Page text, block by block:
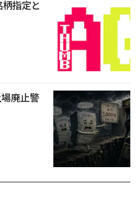
指定と
廃止警